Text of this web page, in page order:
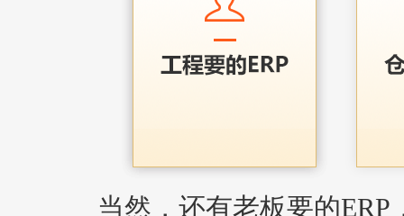
当然，还有老板要的ERP